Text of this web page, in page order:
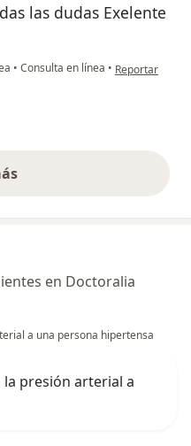
las dudas Exelente
• Consulta en línea • en opinión del
Reportar
anteriores
en Doctoralia
a una persona hipertensa
presión arterial a